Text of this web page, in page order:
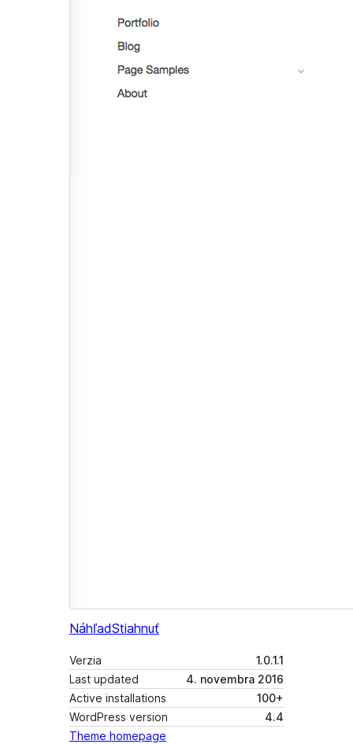
NáhľadStiahnuť
Verzia
1.0.1.1
Last updated
4. novembra 2016
Active installations
100+
WordPress version
4.4
Theme homepage